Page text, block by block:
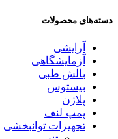
دسته‌های محصولات
آرایشی
آزمایشگاهی
بالش طبی
بیستوس
پلاژن
پمپ لنف
تجهیزات توانبخشی